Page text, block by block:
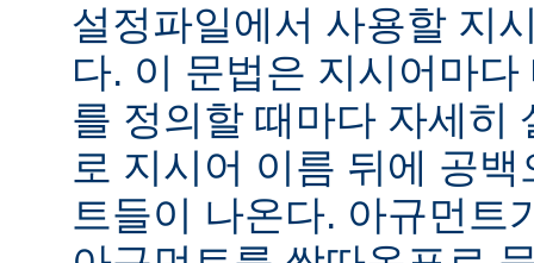
설정파일에서 사용할 지
다. 이 문법은 지시어마
를 정의할 때마다 자세히
로 지시어 이름 뒤에 공
트들이 나온다. 아규먼트